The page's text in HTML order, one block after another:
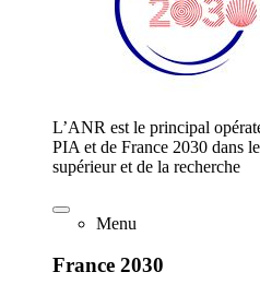
L’ANR est le principal
PIA et de France 2030 dans
supérieur et de la recherche
Menu
France 2030